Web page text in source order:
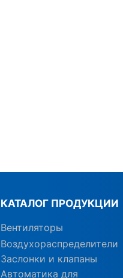
КАТАЛОГ ПРОДУКЦИИ
Вентиляторы
Воздухораспределители
Заслонки и клапаны
Автоматика для